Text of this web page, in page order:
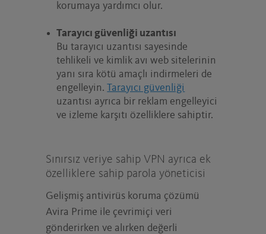
korumaya yardımcı olur.
Tarayıcı güvenliği uzantısı
Bu tarayıcı uzantısı sayesinde
tehlikeli ve kimlik avı web sitelerinin
yanı sıra kötü amaçlı indirmeleri de
engelleyin.Tarayıcı güvenliği
uzantısı ayrıca bir reklam engelleyici
ve izleme karşıtı özelliklere sahiptir.
Sınırsız veriye sahip VPN ayrıca ek
özelliklere sahip parola yöneticisi
Gelişmiş antivirüs koruma çözümü
Avira Prime ile çevrimiçi veri
gönderirken ve alırken değerli